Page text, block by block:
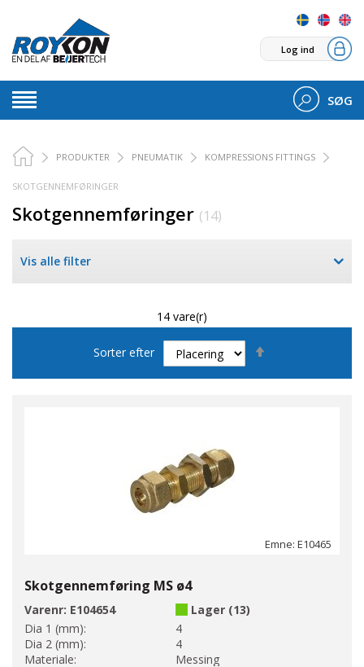
Log ind
SØG
PRODUKTER PNEUMATIK KOMPRESSIONS FITTINGS
SKOTGENNEMFØRINGER
Skotgennemføringer (14)
Vis alle filter
14 vare(r)
Sorter efter
Emne: E10465
Skotgennemføring MS ø4
Varenr: E104654
Lager (13)
Dia 1 (mm):
4
Dia 2 (mm):
4
Materiale:
Messing